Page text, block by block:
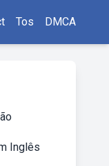
Tos DMCA
Inglês